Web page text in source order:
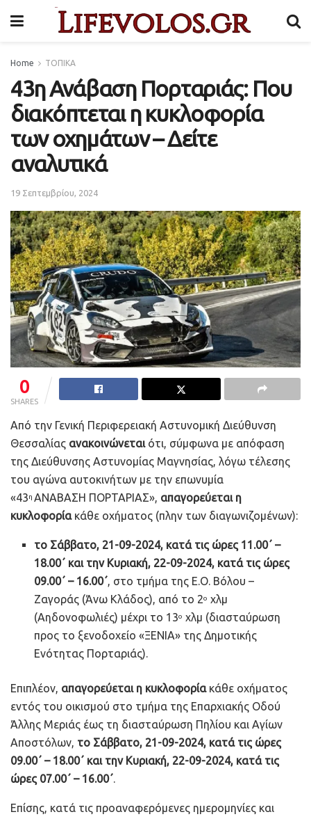
Home ΤΟΠΙΚΑ
43η Ανάβαση Πορταριάς: Που
διακόπτεται η κυκλοφορία
των οχημάτων – Δείτε
αναλυτικά
19 Σεπτεμβρίου, 2024
0
SHARES
Από την Γενική Περιφερειακή Αστυνομική Διεύθυνση
Θεσσαλίας ανακοινώνεταιότι, σύμφωνα με απόφαση
της Διεύθυνσης Αστυνομίας Μαγνησίας, λόγω τέλεσης
του αγώνα αυτοκινήτων με την επωνυμία
«43η ΑΝΑΒΑΣΗ ΠΟΡΤΑΡΙΑΣ», απαγορεύεται η
κυκλοφορίακάθε οχήματος (πλην των διαγωνιζομένων):
το Σάββατο, 21-09-2024, κατά τις ώρες 11.00΄ –
18.00΄ και την Κυριακή, 22-09-2024, κατά τις ώρες
09.00΄ – 16.00΄, στο τμήμα της Ε.Ο. Βόλου –
Ζαγοράς (Άνω Κλάδος), από το 2ο χλμ
(Αηδονοφωλιές) μέχρι το 13ο χλμ (διασταύρωση
προς το ξενοδοχείο «ΞΕΝΙΑ» της Δημοτικής
Ενότητας Πορταριάς).
Επιπλέον, απαγορεύεται η κυκλοφορίακάθε οχήματος
εντός του οικισμού στο τμήμα της Επαρχιακής Οδού
Άλλης Μεριάς έως τη διασταύρωση Πηλίου και Αγίων
Αποστόλων, το Σάββατο, 21-09-2024, κατά τις ώρες
09.00΄ – 18.00΄ και την Κυριακή, 22-09-2024, κατά τις
ώρες 07.00΄ – 16.00΄.
Επίσης, κατά τις προαναφερόμενες ημερομηνίες και